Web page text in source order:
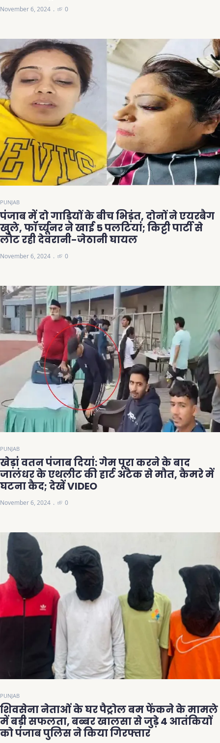
November 6, 2024 0
PUNJAB
पंजाब में दो गाड़ियों के बीच भिड़ंत, दोनों ने एयरबैग
खुले, फॉर्च्यूनर ने खाई 5 पलटियां; किट्टी पार्टी से
लौट रही देवरानी-जेठानी घायल
November 6, 2024 0
PUNJAB
खेड़ां वतन पंजाब दियां: गेम पूरा करने के बाद
जालंधर के एथलीट की हार्ट अटैक से मौत, कैमरे में
घटना कैद; देखें VIDEO
November 6, 2024 0
PUNJAB
शिवसेना नेताओं के घर पैट्रोल बम फेंकने के मामले
में बड़ी सफलता, बब्बर खालसा से जुड़े 4 आतंकियों
को पंजाब पुलिस ने किया गिरफ्तार